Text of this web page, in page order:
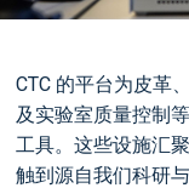
CTC 的平台为皮革
及实验室质量控制
工具。这些设施汇
触到源自我们科研